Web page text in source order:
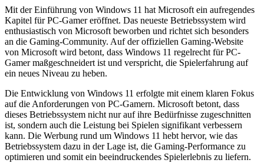
Mit der Einführung von Windows 11 hat Microsoft ein aufregendes
Kapitel für PC-Gamer eröffnet. Das neueste Betriebssystem wird
enthusiastisch von Microsoft beworben und richtet sich besonders
an die Gaming-Community. Auf der offiziellen Gaming-Website
von Microsoft wird betont, dass Windows 11 regelrecht für PC-
Gamer maßgeschneidert ist und verspricht, die Spielerfahrung auf
ein neues Niveau zu heben.
Die Entwicklung von Windows 11 erfolgte mit einem klaren Fokus
auf die Anforderungen von PC-Gamern. Microsoft betont, dass
dieses Betriebssystem nicht nur auf ihre Bedürfnisse zugeschnitten
ist, sondern auch die Leistung bei Spielen signifikant verbessern
kann. Die Werbung rund um Windows 11 hebt hervor, wie das
Betriebssystem dazu in der Lage ist, die Gaming-Performance zu
optimieren und somit ein beeindruckendes Spielerlebnis zu liefern.